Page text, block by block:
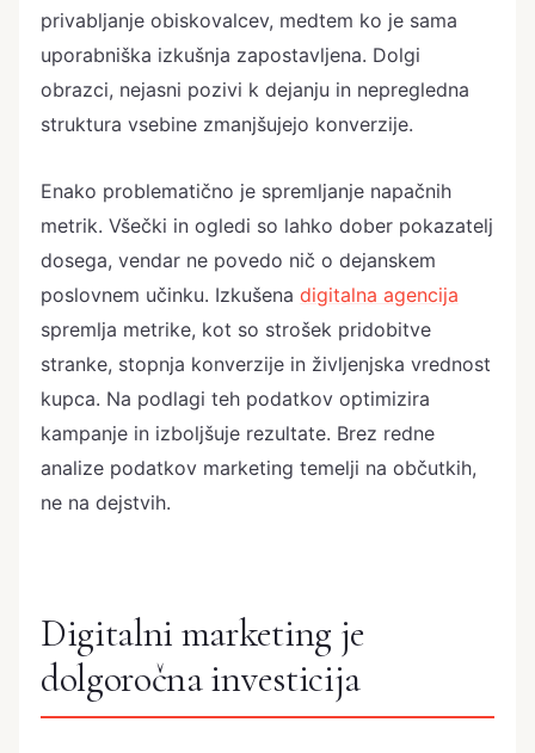
privabljanje obiskovalcev, medtem ko je sama
uporabniška izkušnja zapostavljena. Dolgi
obrazci, nejasni pozivi k dejanju in nepregledna
struktura vsebine zmanjšujejo konverzije.
Enako problematično je spremljanje napačnih
metrik. Všečki in ogledi so lahko dober pokazatelj
dosega, vendar ne povedo nič o dejanskem
poslovnem učinku. Izkušena digitalna agencija
spremlja metrike, kot so strošek pridobitve
stranke, stopnja konverzije in življenjska vrednost
kupca. Na podlagi teh podatkov optimizira
kampanje in izboljšuje rezultate. Brez redne
analize podatkov marketing temelji na občutkih,
ne na dejstvih.
Digitalni marketing je
dolgoročna investicija